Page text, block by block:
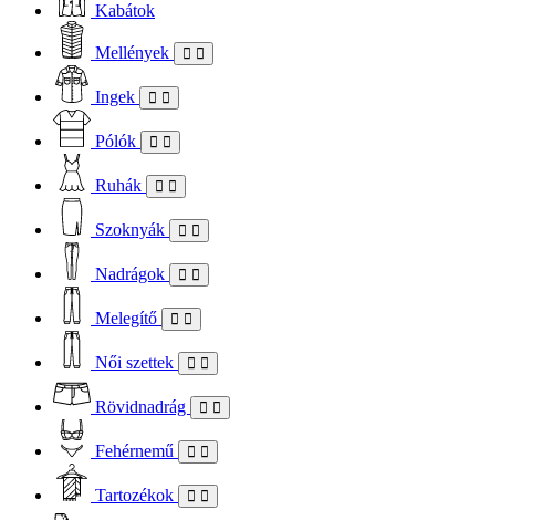
Kabátok
Mellények
Ingek
Pólók
Ruhák
Szoknyák
Nadrágok
Melegítő
Női szettek
Rövidnadrág
Fehérnemű
Tartozékok